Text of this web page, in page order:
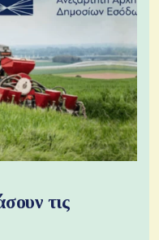
τις